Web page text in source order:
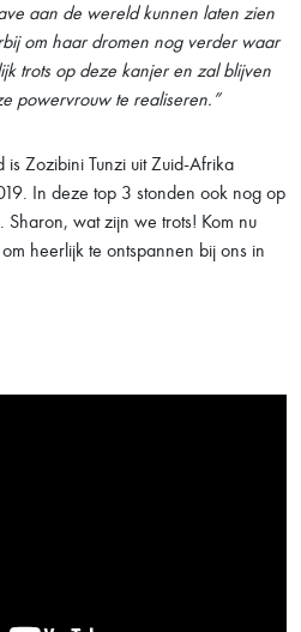
aan de wereld kunnen laten zien
om haar dromen nog verder waar
trots op deze kanjer en zal blijven
powervrouw te realiseren.”
Zozibini Tunzi uit Zuid-Afrika
In deze top 3 stonden ook nog op
wat zijn we trots! Kom nu
heerlijk te ontspannen bij ons in